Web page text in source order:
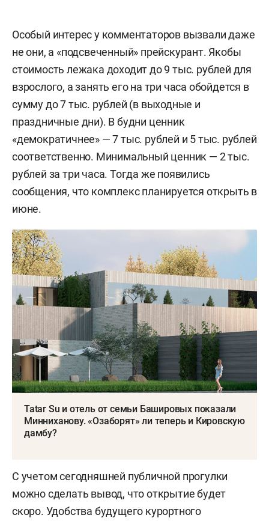
Особый интерес у комментаторов вызвали даже
не они, а «подсвеченный» прейскурант. Якобы
стоимость лежака доходит до 9 тыс. рублей для
взрослого, а занять его на три часа обойдется в
сумму до 7 тыс. рублей (в выходные и
праздничные дни). В будни ценник
«демократичнее» — 7 тыс. рублей и 5 тыс. рублей
соответственно. Минимальный ценник — 2 тыс.
рублей за три часа. Тогда же появились
сообщения, что комплекс планируется открыть в
июне.
Tatar Su и отель от семьи Башировых показали
Минниханову. «Озаборят» ли теперь и Кировскую
дамбу?
С учетом сегодняшней публичной прогулки
можно сделать вывод, что открытие будет
скоро. Удобства будущего курортного